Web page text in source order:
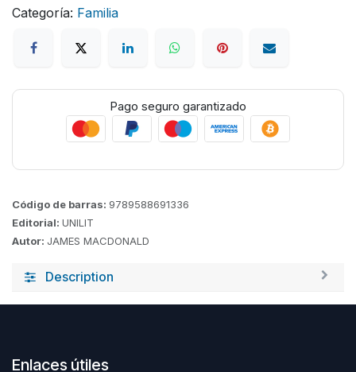
Categoría: Familia
Pago seguro garantizado
Código de barras: 9789588691336
Editorial: UNILIT
Autor: JAMES MACDONALD
Description
Enlaces útiles